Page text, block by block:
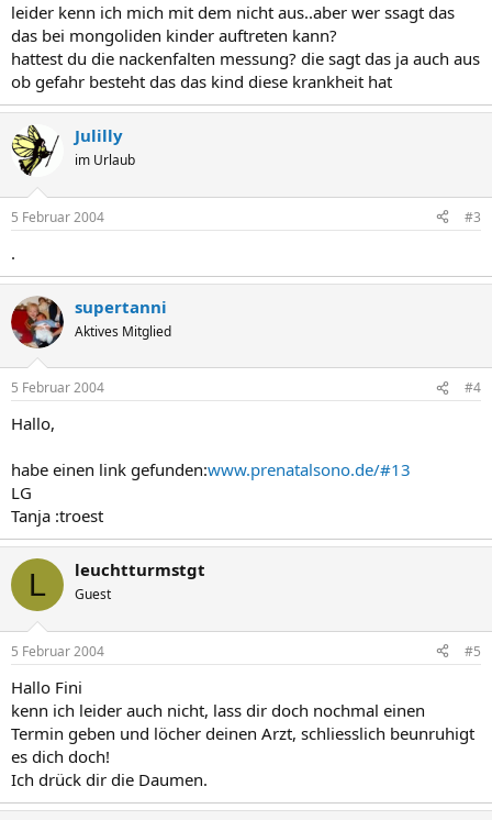
leider kenn ich mich mit dem nicht aus..aber wer ssagt das
das bei mongoliden kinder auftreten kann?
hattest du die nackenfalten messung? die sagt das ja auch aus
ob gefahr besteht das das kind diese krankheit hat
Julilly
im Urlaub
5 Februar 2004 #3
.
supertanni
Aktives Mitglied
5 Februar 2004 #4
Hallo,
habe einen link gefunden:www.prenatalsono.de/#13
LG
Tanja :troest
L leuchtturmstgt
Guest
5 Februar 2004 #5
Hallo Fini
kenn ich leider auch nicht, lass dir doch nochmal einen
Termin geben und löcher deinen Arzt, schliesslich beunruhigt
es dich doch!
Ich drück dir die Daumen.